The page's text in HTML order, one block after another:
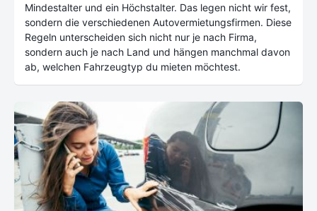
Mindestalter und ein Höchstalter. Das legen nicht wir fest,
sondern die verschiedenen Autovermietungsfirmen. Diese
Regeln unterscheiden sich nicht nur je nach Firma,
sondern auch je nach Land und hängen manchmal davon
ab, welchen Fahrzeugtyp du mieten möchtest.